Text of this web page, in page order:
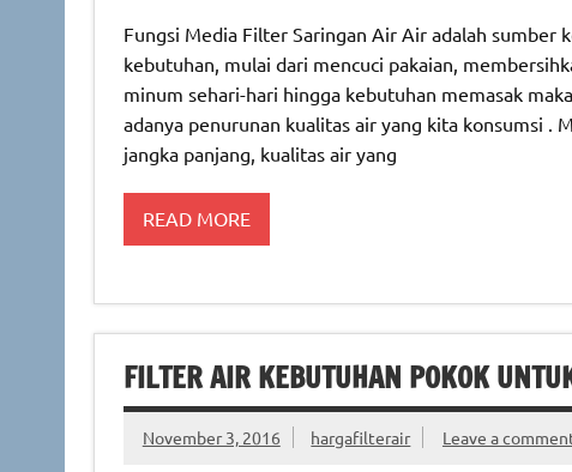
Fungsi Media Filter Saringan Air Air adalah sumber
kebutuhan, mulai dari mencuci pakaian,
minum sehari-hari hingga kebutuhan memasak
adanya penurunan kualitas air yang kita konsumsi .
jangka panjang, kualitas air yang
READ MORE
FILTER AIR KEBUTUHAN POKOK
November 3, 2016 hargafilterair Leave a